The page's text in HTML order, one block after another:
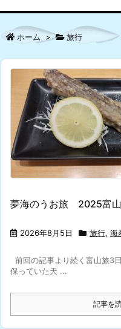
ホーム > 旅行
夢海のうお旅 2025富
2026年8月5日 旅行, 海
前回の記事より続く富山旅3
保っていた天 ...
記事を